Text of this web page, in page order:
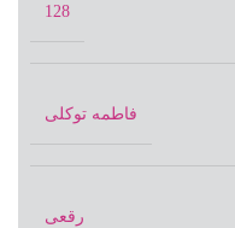
128
فاطمه توکلی
رقعی